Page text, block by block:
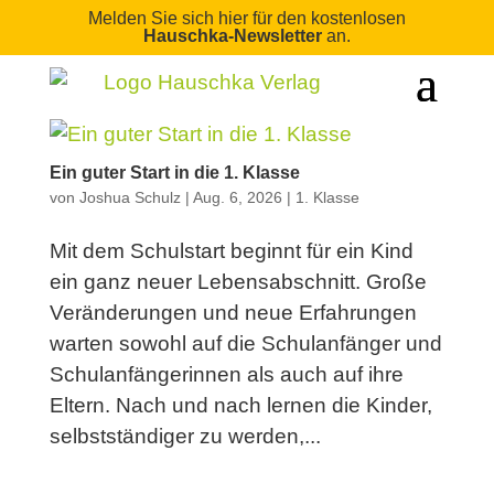
Melden Sie sich hier für den kostenlosen
Hauschka-Newsletteran.
Ein guter Start in die 1. Klasse
von Joshua Schulz| Aug. 6, 2026 | 1. Klasse
Mit dem Schulstart beginnt für ein Kind
ein ganz neuer Lebensabschnitt. Große
Veränderungen und neue Erfahrungen
warten sowohl auf die Schulanfänger und
Schulanfängerinnen als auch auf ihre
Eltern. Nach und nach lernen die Kinder,
selbstständiger zu werden,...